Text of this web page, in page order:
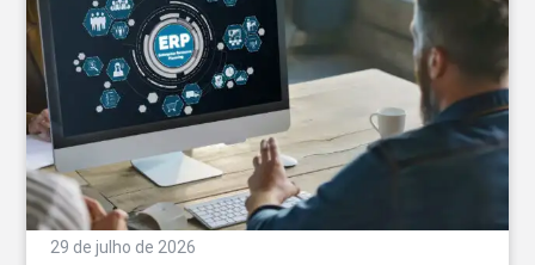
29 de julho de 2026